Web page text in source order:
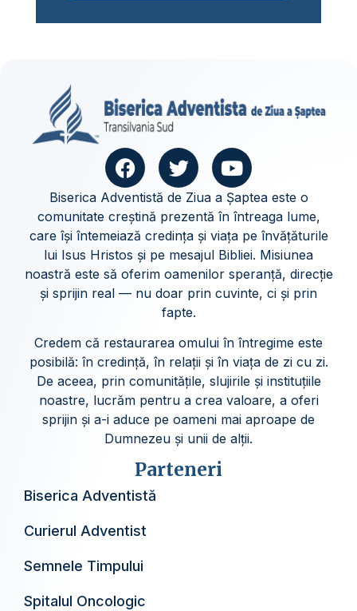
Biserica Adventistă de Ziua a Șaptea este o
comunitate creștină prezentă în întreaga lume,
care își întemeiază credința și viața pe învățăturile
lui Isus Hristos și pe mesajul Bibliei. Misiunea
noastră este să oferim oamenilor speranță, direcție
și sprijin real — nu doar prin cuvinte, ci și prin
fapte.
Credem că restaurarea omului în întregime este
posibilă: în credință, în relații și în viața de zi cu zi.
De aceea, prin comunitățile, slujirile și instituțiile
noastre, lucrăm pentru a crea valoare, a oferi
sprijin și a-i aduce pe oameni mai aproape de
Dumnezeu și unii de alții.
Parteneri
Biserica Adventistă
Curierul Adventist
Semnele Timpului
Spitalul Oncologic